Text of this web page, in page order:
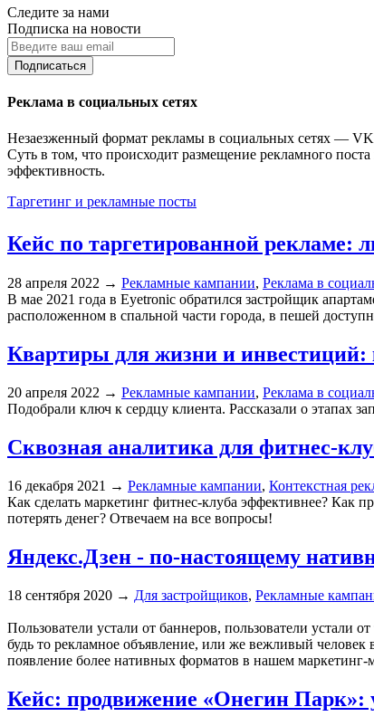
Следите за нами
Подписка на новости
Реклама в социальных сетях
Незаезженный формат рекламы в социальных сетях —
Суть в том, что происходит размещение рекламного
эффективность.
Таргетинг и рекламные посты
Кейс по таргетированной рекламе:
28 апреля 2022 → Рекламные кампании, Реклама в
В мае 2021 года в Eyetronic обратился застройщик
расположенном в спальной части города, в пешей
Квартиры для жизни и
20 апреля 2022 → Рекламные кампании, Реклама в
Подобрали ключ к сердцу клиента. Рассказали о этапах
Сквозная аналитика для фитнес-
16 декабря 2021 → Рекламные кампании, Контекстная
Как сделать маркетинг фитнес-клуба эффективнее? Как
потерять денег? Отвечаем на все вопросы!
Яндекс.Дзен - по-настоящему
18 сентября 2020 → Для застройщиков, Рекламные
Пользователи устали от баннеров, пользователи устали
будь то рекламное объявление, или же вежливый
появление более нативных форматов в нашем маркетинг-
Кейс: продвижение «Онегин Парк»: